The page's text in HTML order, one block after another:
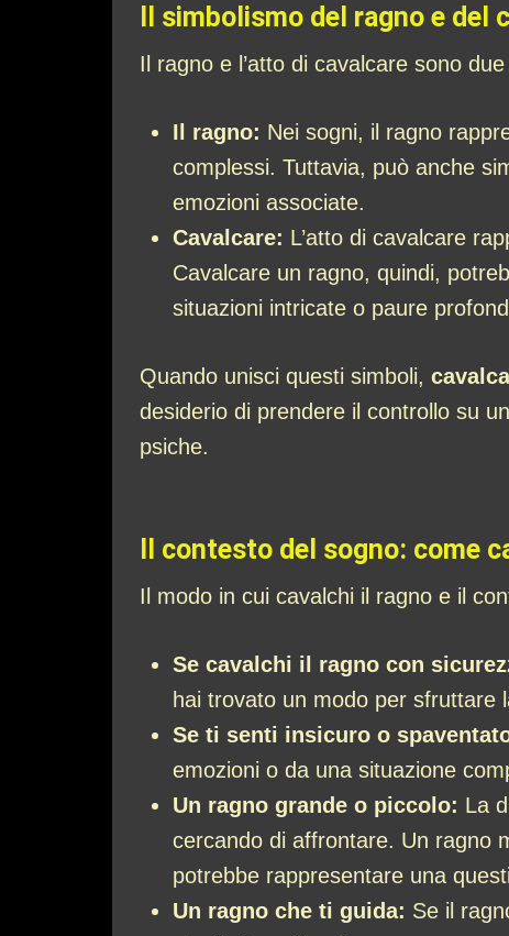
Il simbolismo del ragno e del
Il ragno e l’atto di cavalcare sono
Il ragno: Nei sogni, il ragno
complessi. Tuttavia, può anche
emozioni associate.
Cavalcare: L’atto di cavalcare
Cavalcare un ragno, quindi,
situazioni intricate o paure
Quando unisci questi simboli,
desiderio di prendere il controllo su
psiche.
Il contesto del sogno: come
Il modo in cui cavalchi il ragno e il
Se cavalchi il ragno con
hai trovato un modo per sfruttare
Se ti senti insicuro o
emozioni o da una situazione
Un ragno grande o piccolo: La
cercando di affrontare. Un ragno
potrebbe rappresentare una
Un ragno che ti guida: Se il